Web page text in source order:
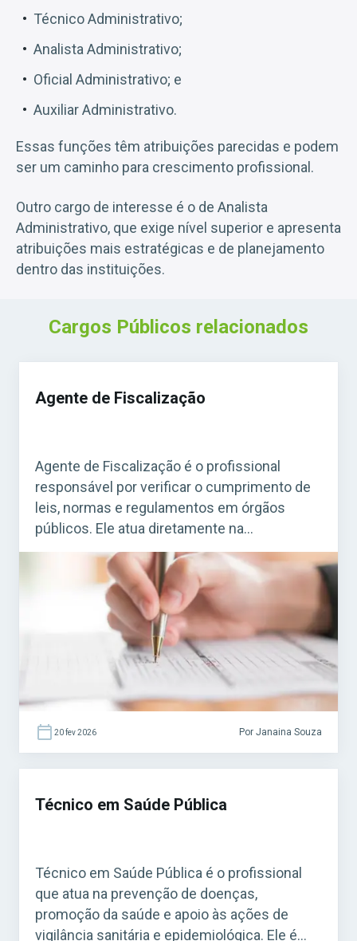
Técnico Administrativo;
Analista Administrativo;
Oficial Administrativo; e
Auxiliar Administrativo.
Essas funções têm atribuições parecidas e podem
ser um caminho para crescimento profissional.
Outro cargo de interesse é o de Analista
Administrativo, que exige nível superior e apresenta
atribuições mais estratégicas e de planejamento
dentro das instituições.
Cargos Públicos relacionados
Agente de Fiscalização
Agente de Fiscalização é o profissional
responsável por verificar o cumprimento de
leis, normas e regulamentos em órgãos
públicos. Ele atua diretamente na
fiscalização de estabelecimentos, obras,
serviços e atividades que precisam seguir
regras específicas. Acesse agora o Curso
Grátis INSS 2026! O cargo é bastante comum
em concursos municipais e estaduais. Para
quem busca […]
20 fev 2026 Por Janaina Souza
Técnico em Saúde Pública
Técnico em Saúde Pública é o profissional
que atua na prevenção de doenças,
promoção da saúde e apoio às ações de
vigilância sanitária e epidemiológica. Ele é